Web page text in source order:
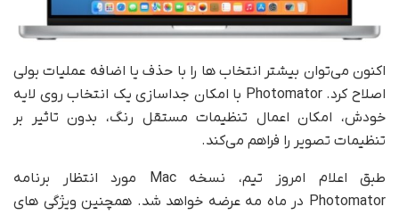
اکنون می‌توان بیشتر انتخاب ها را با حذف یا اضافه عملیات بولی
اصلاح کرد. Photomator با امکان جداسازی یک انتخاب روی لایه
خودش، امکان اعمال تنظیمات مستقل رنگ، بدون تاثیر بر
تنظیمات تصویر را فراهم می‌کند.
طبق اعلام امروز تیم، نسخه Mac مورد انتظار برنامه
Photomator در ماه مه عرضه خواهد شد. همچنین ویژگی های